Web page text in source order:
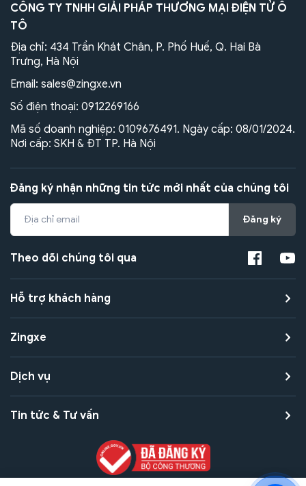
CÔNG TY TNHH GIẢI PHÁP THƯƠNG MẠI ĐIỆN TỬ Ô
TÔ
Địa chỉ: 434 Trần Khát Chân, P. Phố Huế, Q. Hai Bà
Trưng, Hà Nội
Email: sales@zingxe.vn
Số điện thoại: 0912269166
Mã số doanh nghiệp: 0109676491. Ngày cấp: 08/01/2024.
Nơi cấp: SKH & ĐT TP. Hà Nội
Đăng ký nhận những tin tức mới nhất của chúng tôi
Đăng ký
Theo dõi chúng tôi qua
Hỗ trợ khách hàng
Zingxe
Dịch vụ
Tin tức & Tư vấn